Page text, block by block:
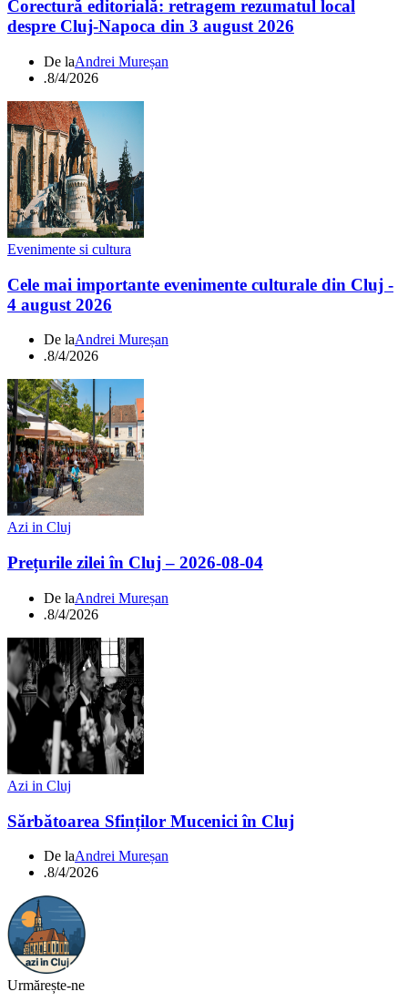
Corectură editorială: retragem rezumatul local
despre Cluj-Napoca din 3 august 2026
De laAndrei Mureșan
.8/4/2026
Evenimente si cultura
Cele mai importante evenimente culturale din Cluj -
4 august 2026
De laAndrei Mureșan
.8/4/2026
Azi in Cluj
Prețurile zilei în Cluj – 2026-08-04
De laAndrei Mureșan
.8/4/2026
Azi in Cluj
Sărbătoarea Sfinților Mucenici în Cluj
De laAndrei Mureșan
.8/4/2026
Urmărește-ne